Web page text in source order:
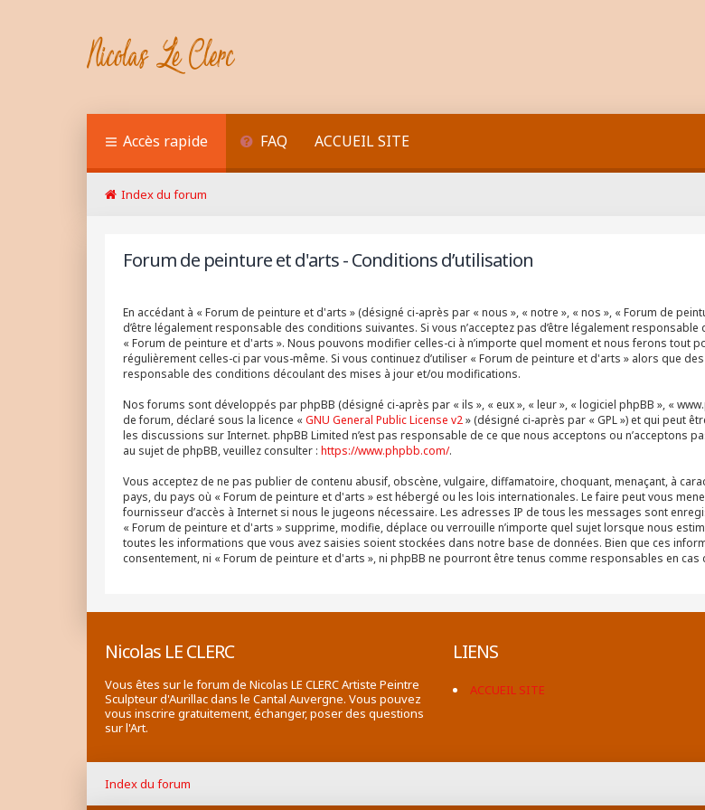
Accès rapide FAQ ACCUEIL SITE
Index du forum
Forum de peinture et d'arts - Conditions d’utilisation
En accédant à « Forum de peinture et d'arts » (désigné ci-après par « nous », « notre », « nos », « Forum de
d’être légalement responsable des conditions suivantes. Si vous n’acceptez pas d’être légalement
« Forum de peinture et d'arts ». Nous pouvons modifier celles-ci à n’importe quel moment et nous ferons tout
régulièrement celles-ci par vous-même. Si vous continuez d’utiliser « Forum de peinture et d'arts » alors que
responsable des conditions découlant des mises à jour et/ou modifications.
Nos forums sont développés par phpBB (désigné ci-après par « ils », « eux », « leur », « logiciel phpBB », «
de forum, déclaré sous la licence « GNU General Public License v2» (désigné ci-après par « GPL ») et qui peut
les discussions sur Internet. phpBB Limited n’est pas responsable de ce que nous acceptons ou n’acceptons
au sujet de phpBB, veuillez consulter : https://www.phpbb.com/.
Vous acceptez de ne pas publier de contenu abusif, obscène, vulgaire, diffamatoire, choquant, menaçant, à
pays, du pays où « Forum de peinture et d'arts » est hébergé ou les lois internationales. Le faire peut vous
fournisseur d’accès à Internet si nous le jugeons nécessaire. Les adresses IP de tous les messages sont
« Forum de peinture et d'arts » supprime, modifie, déplace ou verrouille n’importe quel sujet lorsque nous
toutes les informations que vous avez saisies soient stockées dans notre base de données. Bien que ces
consentement, ni « Forum de peinture et d'arts », ni phpBB ne pourront être tenus comme responsables en
Nicolas LE CLERC
Vous êtes sur le forum de Nicolas LE CLERC Artiste Peintre
Sculpteur d'Aurillac dans le Cantal Auvergne. Vous pouvez
vous inscrire gratuitement, échanger, poser des questions
sur l'Art.
LIENS
ACCUEIL SITE
Index du forum